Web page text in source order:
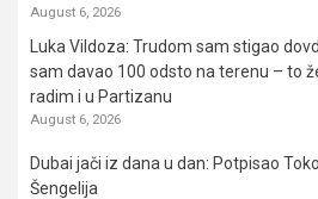
August 6, 2026
Luka Vildoza: Trudom sam stigao
sam davao 100 odsto na terenu – to
radim i u Partizanu
August 6, 2026
Dubai jači iz dana u dan: Potpisao Toko
Šengelija